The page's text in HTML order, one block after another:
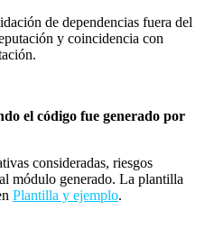
de dependencias fuera del
y coincidencia con
el código fue generado por
consideradas, riesgos
módulo generado. La plantilla
Plantilla y ejemplo.